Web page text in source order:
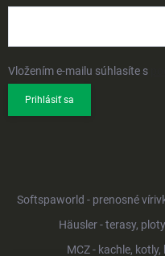
Vložením e-mailu súhlasíte s
Prihlásiť sa
Softspaworld - prenosné
Häusler - terasy,
MCZ - kachle, kotly,